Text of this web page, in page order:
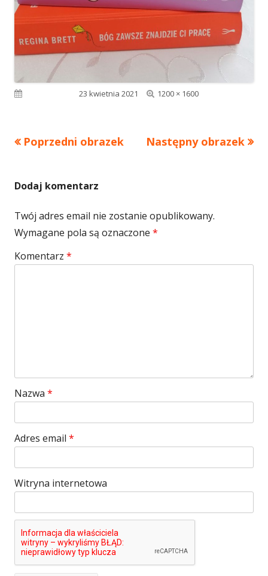
Opublikowano23 kwietnia 2021
Pełny
1200 × 1600
Poprzedni obrazek Następny obrazek
Dodaj komentarz
Twój adres email nie zostanie opublikowany.
Wymagane pola są oznaczone *
Komentarz *
Nazwa *
Adres email *
Witryna internetowa